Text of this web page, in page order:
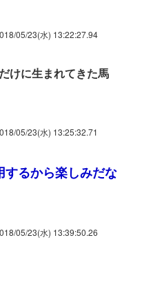
05/23(水) 13:22:27.94
けに生まれてきた馬
05/23(水) 13:25:32.71
るから楽しみだな
05/23(水) 13:39:50.26